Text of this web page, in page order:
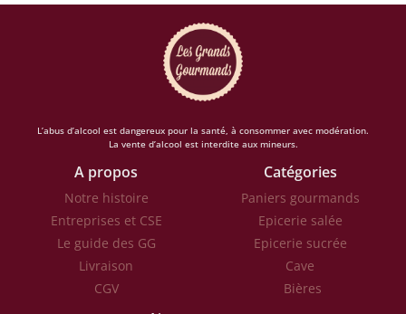
L’abus d’alcool est dangereux pour la santé, à consommer avec modération.
La vente d’alcool est interdite aux mineurs.
A propos
Notre histoire
Entreprises et CSE
Le guide des GG
Livraison
CGV
Catégories
Paniers gourmands
Epicerie salée
Epicerie sucrée
Cave
Bières